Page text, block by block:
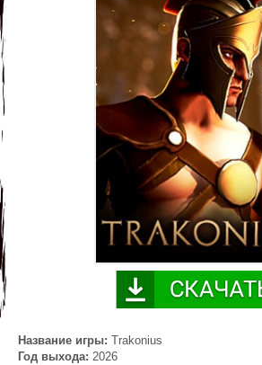
Название игры: Trakonius
Год выхода: 2026